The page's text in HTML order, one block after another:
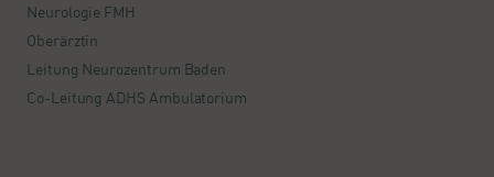
Neurologie FMH
Oberärztin
Leitung Neurozentrum Baden
Co-Leitung ADHS Ambulatorium